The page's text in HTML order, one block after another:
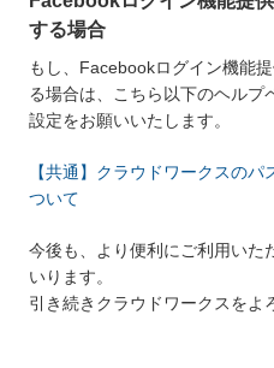
する場合
もし、Facebookログイン機能
る場合は、こちら以下のヘルプ
設定をお願いいたします。
【共通】クラウドワークスの
ついて
今後も、より便利にご利用いた
いります。
引き続きクラウドワークスをよ